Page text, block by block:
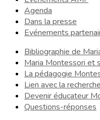
Agenda
Dans la presse
Evénements
Bibliographie de
Maria Montessori et
La pédagogie
Lien avec la recherche
Devenir éducateur
Questions-réponses